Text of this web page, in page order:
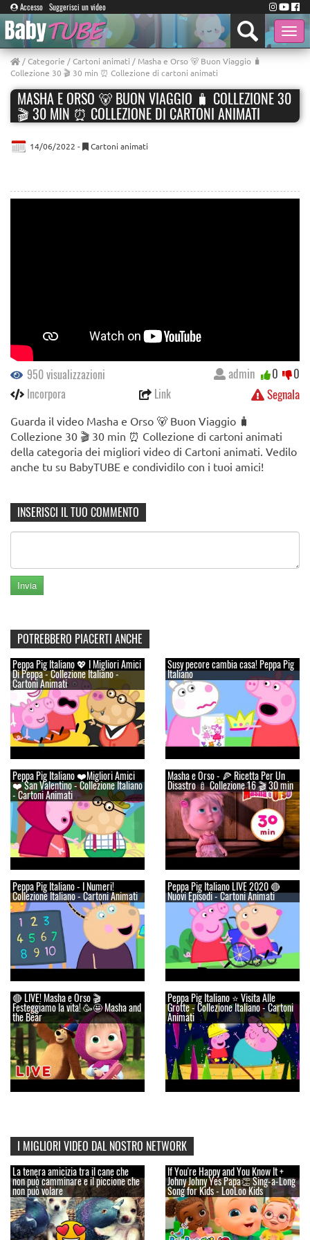
Accesso Suggerisci un video
Toggle
/Categorie /Cartoni animati / Masha e Orso 🐻 Buon Viaggio 🧳
Сollezione 30 🎬 30 min ⏰ Collezione di cartoni animati
MASHA E ORSO 🐻 BUON VIAGGIO 🧳 СOLLEZIONE 30
🎬 30 MIN ⏰ COLLEZIONE DI CARTONI ANIMATI
14/06/2022 - Cartoni animati
950 visualizzazioni
Incorpora
Link Segnala
admin 0 0
Guarda il video Masha e Orso 🐻 Buon Viaggio 🧳
Сollezione 30 🎬 30 min ⏰ Collezione di cartoni animati
della categoria dei migliori video di Cartoni animati. Vedilo
anche tu su BabyTUBE e condividilo con i tuoi amici!
INSERISCI IL TUO COMMENTO
POTREBBERO PIACERTI ANCHE
Peppa Pig Italiano 💖 I Migliori Amici
Di Peppa - Collezione Italiano -
Cartoni Animati
Susy pecore cambia casa! Peppa Pig
Italiano
Peppa Pig Italiano ❤️Migliori Amici
❤️ San Valentino - Collezione Italiano
- Cartoni Animati
Masha e Orso - 🍕 Ricetta Per Un
Disastro 🍼 Сollezione 16 🎬 30 min
Peppa Pig Italiano - I Numeri!
Collezione Italiano - Cartoni Animati
Peppa Pig Italiano LIVE 2020 🔴
Nuovi Episodi - Cartoni Animati
🔴 LIVE! Masha e Orso 🎬
Festeggiamo la vita! 🥳🤩 Masha and
the Bear
Peppa Pig Italiano ⭐ Visita Alle
Grotte - Collezione Italiano - Cartoni
Animati
I MIGLIORI VIDEO DAL NOSTRO NETWORK
La tenera amicizia tra il cane che
non può camminare e il piccione che
non può volare
If You're Happy and You Know It +
Johny Johny Yes Papa👏 Sing-a-Long
Song for Kids - LooLoo Kids